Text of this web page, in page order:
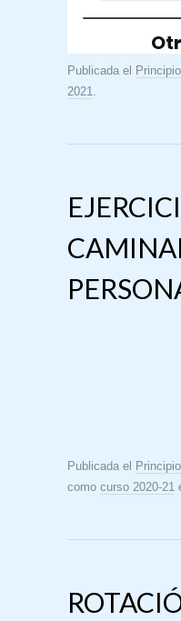
Publicada el
2021
Publicada el
como curso 2020-21